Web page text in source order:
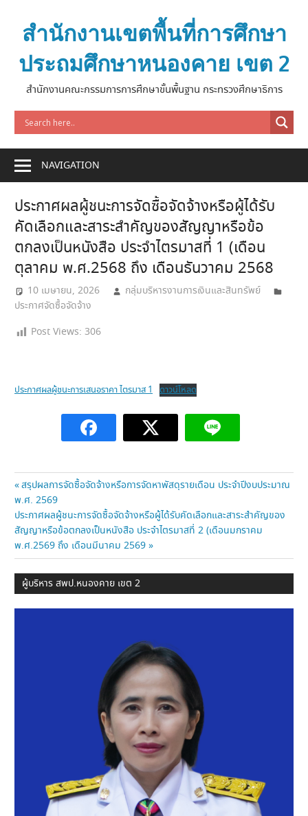
contentสำนักงานเขตพื้นที่การศึกษา
ประถมศึกษาหนองคาย เขต 2
สำนักงานคณะกรรมการการศึกษาขั้นพื้นฐาน กระทรวงศึกษาธิการ
NAVIGATION
ประกาศผลผู้ชนะการจัดซื้อจัดจ้างหรือผู้ได้รับ
คัดเลือกและสาระสำคัญของสัญญาหรือข้อ
ตกลงเป็นหนังสือ ประจำไตรมาสที่ 1 (เดือน
ตุลาคม พ.ศ.2568 ถึง เดือนธันวาคม 2568
10 เมษายน, 2026
กลุ่มบริหารงานการเงินและสินทรัพย์
ประกาศจัดซื้อจัดจ้าง
Post Views: 306
ประกาศผลผู้ชนะการเสนอราคา ไตรมาส 1 ดาวน์โหลด
แนะแนว
เรื่อง
Previous
Post:
สรุปผลการจัดซื้อจัดจ้างหรือการจัดหาพัสดุรายเดือน ประจำปีงบประมาณ
พ.ศ. 2569
Next
Post:
ประกาศผลผู้ชนะการจัดซื้อจัดจ้างหรือผู้ได้รับคัดเลือกและสาระสำคัญของ
สัญญาหรือข้อตกลงเป็นหนังสือ ประจำไตรมาสที่ 2 (เดือนมกราคม
พ.ศ.2569 ถึง เดือนมีนาคม 2569
ผู้บริหาร สพป.หนองคาย เขต 2